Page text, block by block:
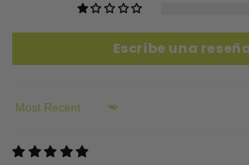
Escribe una
Sort by